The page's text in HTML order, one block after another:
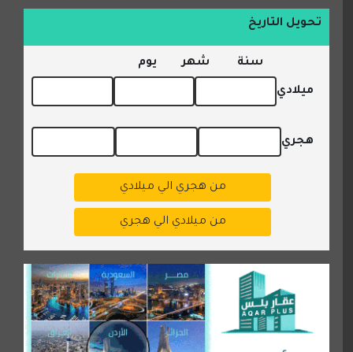
تحويل التاريخ
سنة شهر يوم
ميلادي
هجري
من هجري الي ميلادي
من ميلادي الي هجري